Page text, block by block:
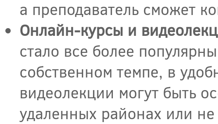
а преподаватель сможет
Онлайн-курсы и
стало все более
собственном темпе, в
видеолекции могут быть
удаленных районах или